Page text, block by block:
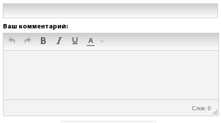
Ваш комментарий:
Слов: 0